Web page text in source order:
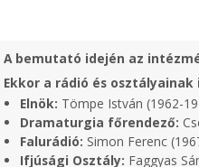
A bemutató idején az
Ekkor a rádió és
Elnök: Tömpe István (1962-
Dramaturgia főrendező:
Falurádió: Simon Ferenc
Ifjúsági Osztály: Faggyas